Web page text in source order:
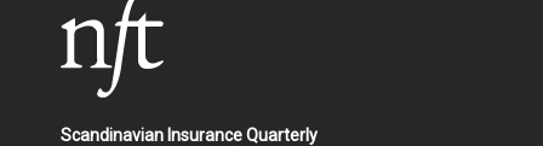
Scandinavian Insurance Quarterly